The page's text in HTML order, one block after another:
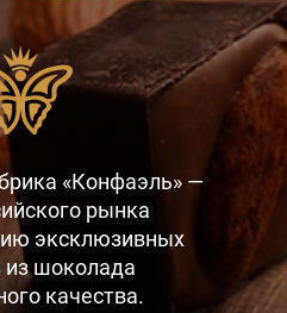
«Конфаэль» —
рынка
эксклюзивных
из шоколада
качества.